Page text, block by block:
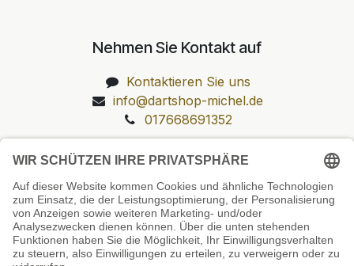
Nehmen Sie Kontakt auf
Kontaktieren Sie uns
info@dartshop-michel.de
017668691352
Unsere Prüfsiegel